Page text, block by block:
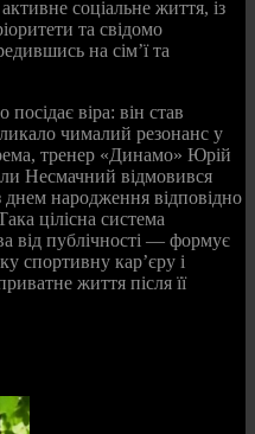
соціальне життя, із
та свідомо
на сім’ї та
віра: він став
чималий резонанс у
тренер «Динамо» Юрій
Несмачний відмовився
народження відповідно
цілісна система
від публічності — формує
спортивну кар’єру і
життя після її